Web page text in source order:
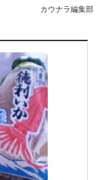
カウナラ編集部